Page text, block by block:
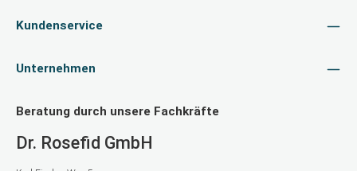
Kundenservice
Unternehmen
Beratung durch unsere Fachkräfte
Dr. Rosefid GmbH